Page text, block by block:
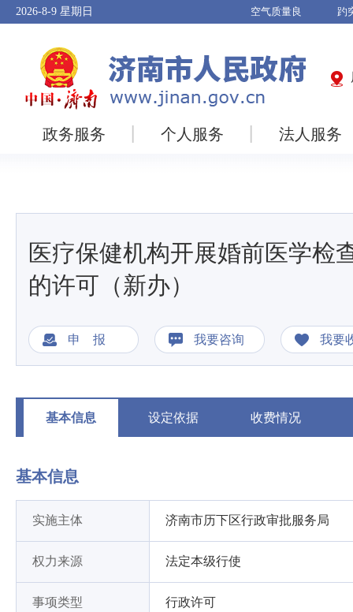
2026-8-9 星期日
政务服务 个人服务 法人服务
医疗保健机构开展婚前医学检
的许可（新办）
申 报 我要咨询 我要
基本信息 设定依据 收费情况
基本信息
实施主体 济南市历下区行政审批服务局
权力来源 法定本级行使
事项类型 行政许可